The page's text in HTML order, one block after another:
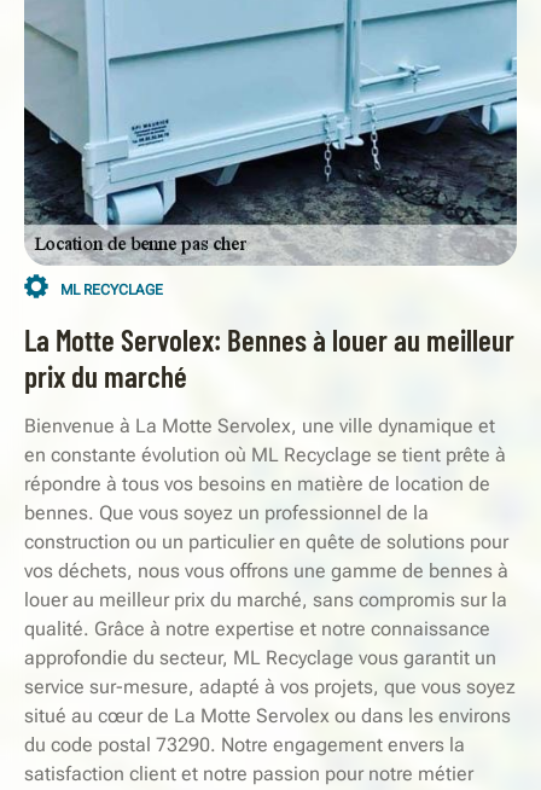
ML RECYCLAGE
La Motte Servolex: Bennes à louer au meilleur
prix du marché
Bienvenue à La Motte Servolex, une ville dynamique et
en constante évolution où ML Recyclage se tient prête à
répondre à tous vos besoins en matière de location de
bennes. Que vous soyez un professionnel de la
construction ou un particulier en quête de solutions pour
vos déchets, nous vous offrons une gamme de bennes à
louer au meilleur prix du marché, sans compromis sur la
qualité. Grâce à notre expertise et notre connaissance
approfondie du secteur, ML Recyclage vous garantit un
service sur-mesure, adapté à vos projets, que vous soyez
situé au cœur de La Motte Servolex ou dans les environs
du code postal 73290. Notre engagement envers la
satisfaction client et notre passion pour notre métier